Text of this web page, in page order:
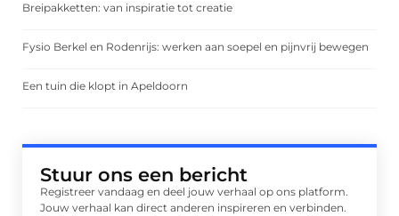
Breipakketten: van inspiratie tot creatie
Fysio Berkel en Rodenrijs: werken aan soepel en pijnvrij bewegen
Een tuin die klopt in Apeldoorn
Stuur ons een bericht
Registreer vandaag en deel jouw verhaal op ons platform.
Jouw verhaal kan direct anderen inspireren en verbinden.